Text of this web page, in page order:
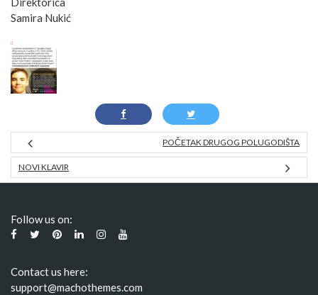
Samira Nukić
POČETAK DRUGOG POLUGODIŠTA
NOVI KLAVIR
Follow us on:
Contact us here:
support@machothemes.com